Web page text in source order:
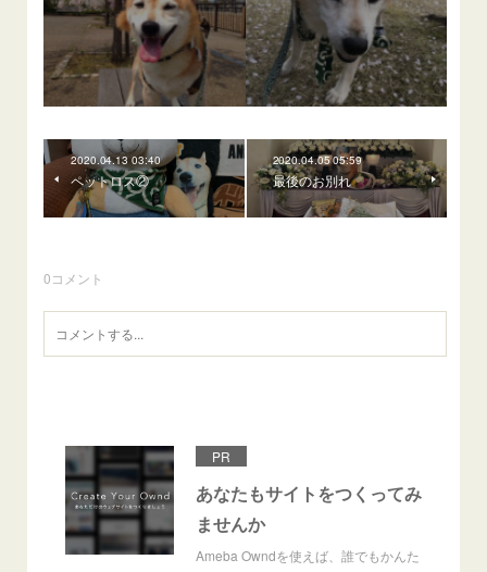
2020.04.13 03:40
ペットロス②
2020.04.05 05:59
最後のお別れ
0コメント
PR
あなたもサイトをつくってみ
ませんか
Ameba Owndを使えば、誰でもかんた